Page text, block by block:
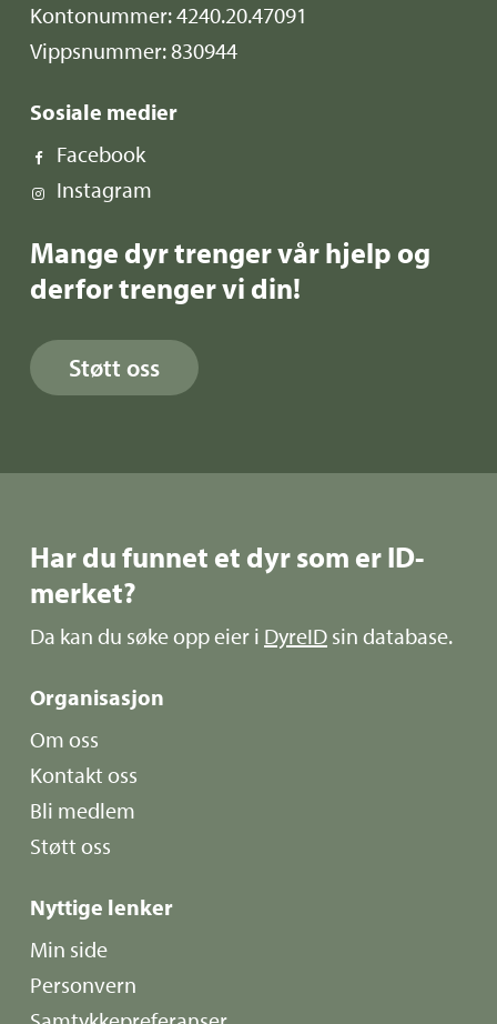
Kontonummer: 4240.20.47091
Vippsnummer: 830944
Sosiale medier
Facebook
Instagram
Mange dyr trenger vår hjelp og
derfor trenger vi din!
Støtt oss
Har du funnet et dyr som er ID-
merket?
Da kan du søke opp eier i DyreID sin database.
Organisasjon
Om oss
Kontakt oss
Bli medlem
Støtt oss
Nyttige lenker
Min side
Personvern